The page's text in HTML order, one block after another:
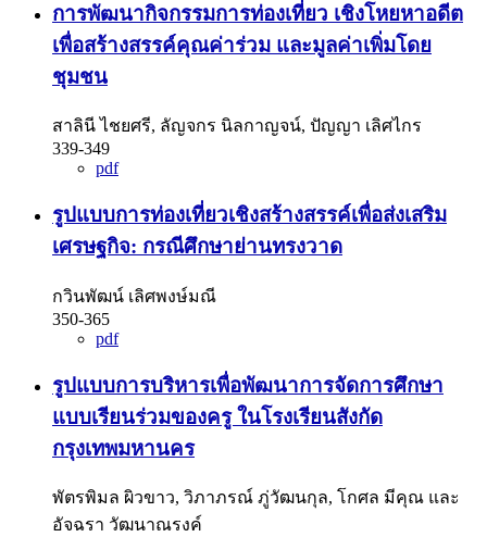
การพัฒนากิจกรรมการท่องเที่ยว เชิงโหยหาอดีต
เพื่อสร้างสรรค์คุณค่าร่วม และมูลค่าเพิ่มโดย
ชุมชน
สาลินี ไชยศรี, ลัญจกร นิลกาญจน์, ปัญญา เลิศไกร
339-349
pdf
รูปแบบการท่องเที่ยวเชิงสร้างสรรค์เพื่อส่งเสริม
เศรษฐกิจ: กรณีศึกษาย่านทรงวาด
กวินพัฒน์ เลิศพงษ์มณี
350-365
pdf
รูปแบบการบริหารเพื่อพัฒนาการจัดการศึกษา
แบบเรียนร่วมของครู ในโรงเรียนสังกัด
กรุงเทพมหานคร
พัตรพิมล ผิวขาว, วิภาภรณ์ ภู่วัฒนกุล, โกศล มีคุณ และ
อัจฉรา วัฒนาณรงค์